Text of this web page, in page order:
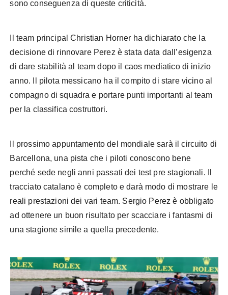
sono conseguenza di queste criticità.
Il team principal Christian Horner ha dichiarato che la
decisione di rinnovare Perez è stata data dall’esigenza
di dare stabilità al team dopo il caos mediatico di inizio
anno. Il pilota messicano ha il compito di stare vicino al
compagno di squadra e portare punti importanti al team
per la classifica costruttori.
Il prossimo appuntamento del mondiale sarà il circuito di
Barcellona, una pista che i piloti conoscono bene
perché sede negli anni passati dei test pre stagionali. Il
tracciato catalano è completo e darà modo di mostrare le
reali prestazioni dei vari team. Sergio Perez è obbligato
ad ottenere un buon risultato per scacciare i fantasmi di
una stagione simile a quella precedente.